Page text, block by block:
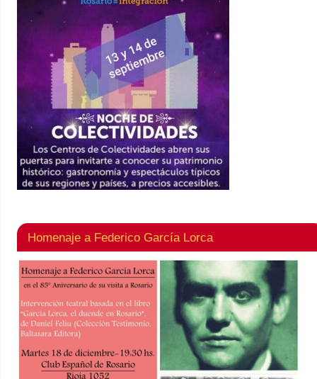
Homenaje a Federico García Lorca